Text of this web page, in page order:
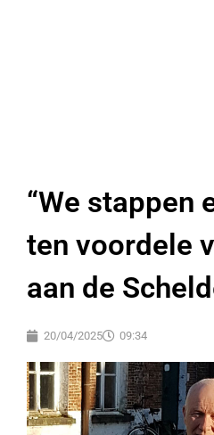
“We stappen
ten voordele
aan de
20/04/2025 09:34